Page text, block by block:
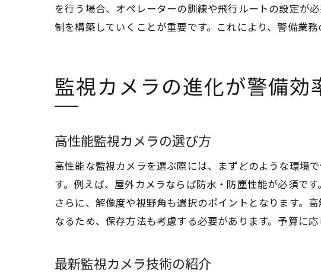
技
最新技
技
を行う場合、オペレーターの訓練や飛行ルートの設定が
制を構築していくことが重要です。これにより、警備業務
監視カメラの進化が警備効
高性能監視カメラの選び方
高性能な監視カメラを選ぶ際には、まずどのような環境
す。例えば、屋外カメラならば防水・防塵性能が必須で
さらに、解像度や視野角も選択のポイントとなります。
なるため、保存方法も考慮する必要があります。予算に
最新監視カメラ技術の紹介